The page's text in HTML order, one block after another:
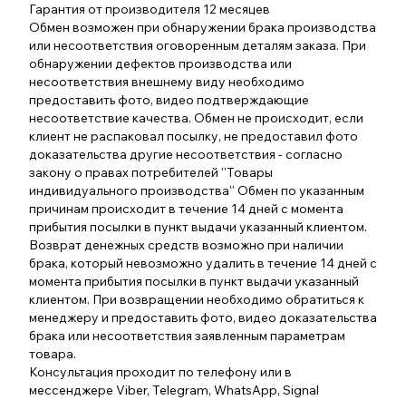
Гарантия от производителя 12 месяцев
Обмен возможен при обнаружении брака производства
или несоответствия оговоренным деталям заказа. При
обнаружении дефектов производства или
несоответствия внешнему виду необходимо
предоставить фото, видео подтверждающие
несоответствие качества. Обмен не происходит, если
клиент не распаковал посылку, не предоставил фото
доказательства другие несоответствия - согласно
закону о правах потребителей ''Товары
индивидуального производства'' Обмен по указанным
причинам происходит в течение 14 дней с момента
прибытия посылки в пункт выдачи указанный клиентом.
Возврат денежных средств возможно при наличии
брака, который невозможно удалить в течение 14 дней с
момента прибытия посылки в пункт выдачи указанный
клиентом. При возвращении необходимо обратиться к
менеджеру и предоставить фото, видео доказательства
брака или несоответствия заявленным параметрам
товара.
Консультация проходит по телефону или в
мессенджере Viber, Telegram, WhatsApp, Signal